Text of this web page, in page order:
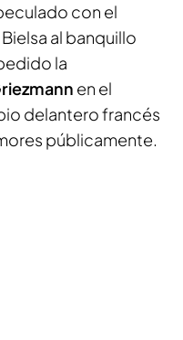
con el
al banquillo
la
en el
delantero francés
públicamente.